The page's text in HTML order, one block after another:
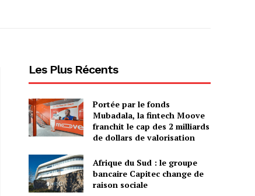
Les Plus Récents
Portée par le fonds
Mubadala, la fintech Moove
franchit le cap des 2 milliards
de dollars de valorisation
Afrique du Sud : le groupe
bancaire Capitec change de
raison sociale